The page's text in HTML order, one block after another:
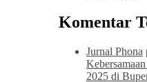
Komentar
Jurnal Phona
2025 di